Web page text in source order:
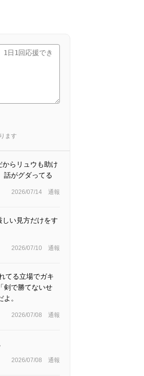
ます
らリュウも助け
話がグダってる
2026/07/14 通報
い見方だけをす
2026/07/10 通報
てる立場でガキ
剣で勝てないせ
。
2026/07/08 通報
2026/07/08 通報